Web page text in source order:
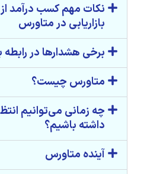
نکات مهم کسب درآمد
بازاریابی در متاورس
برخی هشدارها در رابطه
متاورس چیست؟
چه زمانی می‌توانیم
داشته باشیم؟‌
آینده متاورس